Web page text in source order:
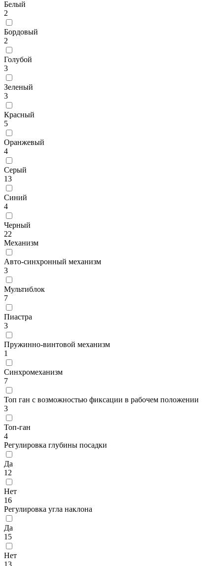
Белый
2
Бордовый
2
Голубой
3
Зеленый
3
Красный
5
Оранжевый
4
Серый
13
Синий
4
Черный
22
Механизм
Авто-синхронный механизм
3
Мультиблок
7
Пиастра
3
Пружинно-винтовой механизм
1
Синхромеханизм
7
Топ ган с возможностью фиксации в рабочем положении
3
Топ-ган
4
Регулировка глубины посадки
Да
12
Нет
16
Регулировка угла наклона
Да
15
Нет
13